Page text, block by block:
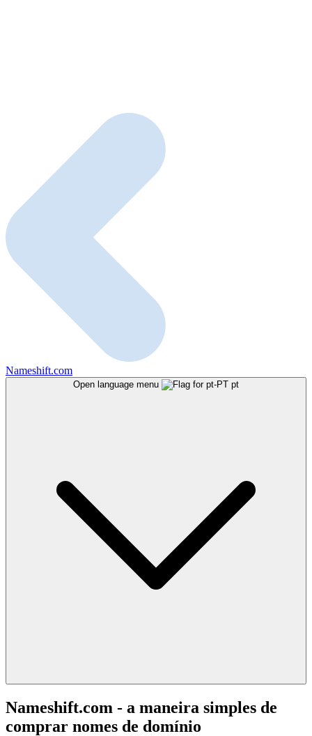
Nameshift.com
Open language menu pt
Nameshift.com - a maneira simples de
comprar nomes de domínio